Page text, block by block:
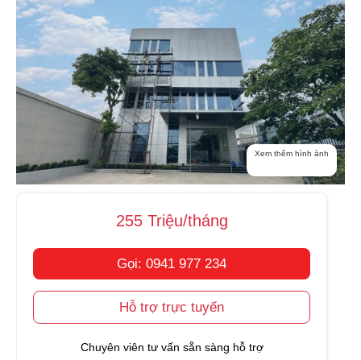
Xem thêm hình ảnh
255 Triệu/tháng
Gọi: 0941 977 234
Hỗ trợ trực tuyến
Chuyên viên tư vấn sẵn sàng hỗ trợ